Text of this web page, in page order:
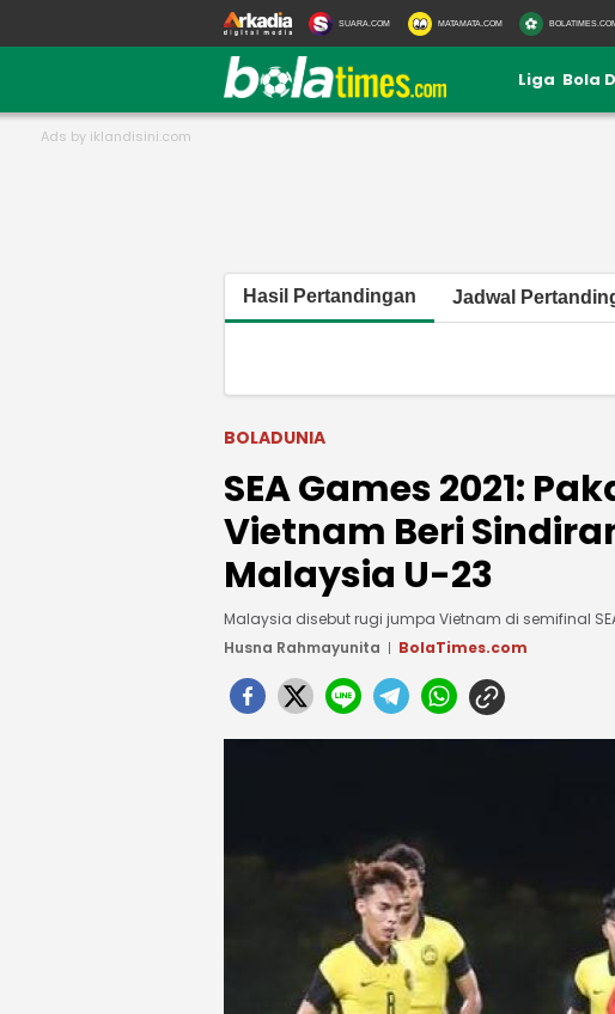
SUARA.COM MATAMATA.COM
Liga Bola
Hasil Pertandingan Jadwal
BOLADUNIA
SEA Games 2021:
Vietnam Beri
Malaysia U-23
Malaysia disebut rugi jumpa Vietnam di semifinal
Husna Rahmayunita
BolaTimes.com